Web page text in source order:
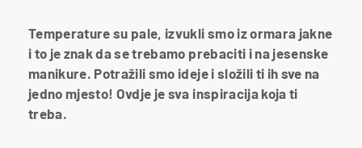
Temperature su pale, izvukli smo iz ormara jakne
i to je znak da se trebamo prebaciti i na jesenske
manikure. Potražili smo ideje i složili ti ih sve na
jedno mjesto! Ovdje je sva inspiracija koja ti
treba.